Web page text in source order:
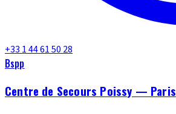
+33 1 44 61 50 28
Bspp
Centre de Secours Poissy — Paris